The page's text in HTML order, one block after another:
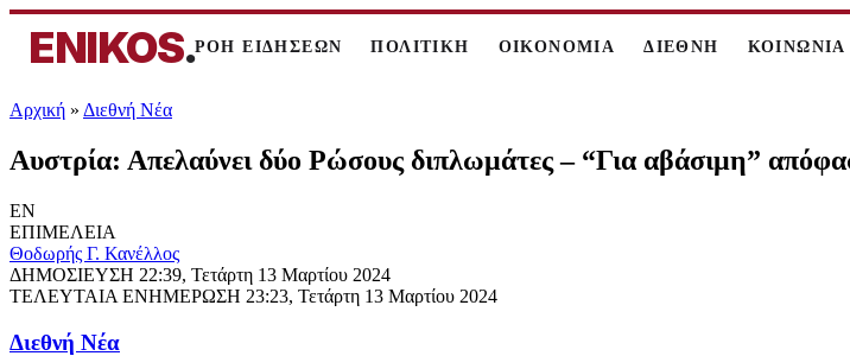
ENIKOS.ΡΟΗ ΕΙΔΗΣΕΩΝ ΠΟΛΙΤΙΚΗ ΟΙΚΟΝΟΜΙΑ ΔΙΕΘΝΗ ΚΟΙΝΩΝΙΑ
Αρχική » Διεθνή Νέα
Αυστρία: Απελαύνει δύο Ρώσους διπλωμάτες – “Για αβάσιμη”
EN
ΕΠΙΜΕΛΕΙΑ
Θοδωρής Γ. Κανέλλος
ΔΗΜΟΣΙΕΥΣΗ 22:39, Τετάρτη 13 Μαρτίου 2024
ΤΕΛΕΥΤΑΙΑ ΕΝΗΜΕΡΩΣΗ 23:23, Τετάρτη 13 Μαρτίου 2024
Διεθνή Νέα